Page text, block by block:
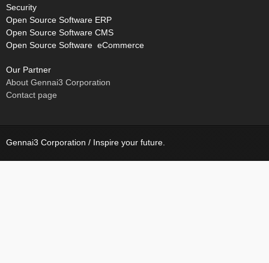
Security
Open Source Software ERP
Open Source Software CMS
Open Source Software eCommerce
Our Partner
About Gennai3 Corporation
Contact page
Gennai3 Corporation / Inspire your future.